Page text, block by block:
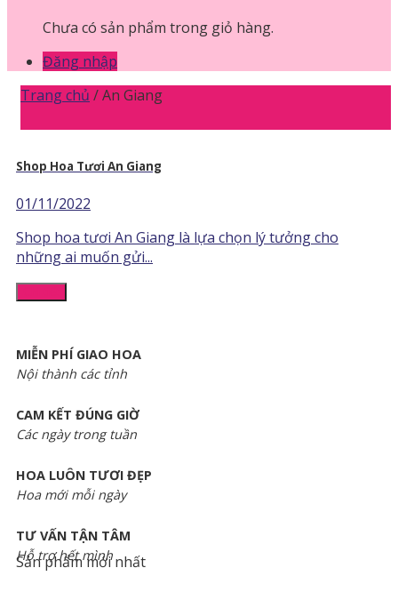
Chưa có sản phẩm trong giỏ hàng.
Đăng nhập
Trang chủ /An Giang
Shop Hoa Tươi An Giang
01/11/2022
Shop hoa tươi An Giang là lựa chọn lý tưởng cho
những ai muốn gửi...
MIỄN PHÍ GIAO HOA
Nội thành các tỉnh
CAM KẾT ĐÚNG GIỜ
Các ngày trong tuần
HOA LUÔN TƯƠI ĐẸP
Hoa mới mỗi ngày
TƯ VẤN TẬN TÂM
Hỗ trợ hết mình
Sản phẩm mới nhất